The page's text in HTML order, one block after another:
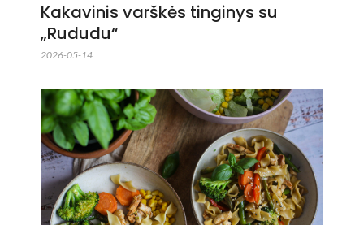
Kakavinis varškės tinginys su
„Rududu“
2026-05-14